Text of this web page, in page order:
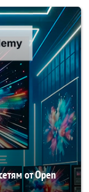
от Open